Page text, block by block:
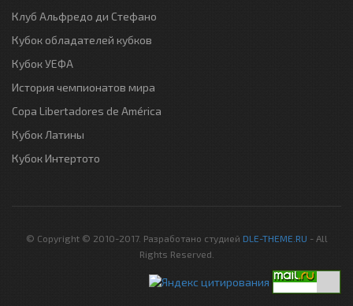
Клуб Альфредо ди Стефано
Кубок обладателей кубков
Кубок УЕФА
История чемпионатов мира
Copa Libertadores de América
Кубок Латины
Кубок Интертото
© Copyright © 2010-2017. Разработано студией DLE-THEME.RU - All
Rights Reserved.